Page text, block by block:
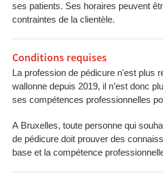
ses patients. Ses horaires peuvent
contraintes de la clientèle.
Conditions requises
La profession de pédicure n'est plus
wallonne depuis 2019, il n’est donc
ses compétences professionnelles
A Bruxelles, toute personne qui
de pédicure doit prouver des
base et la compétence